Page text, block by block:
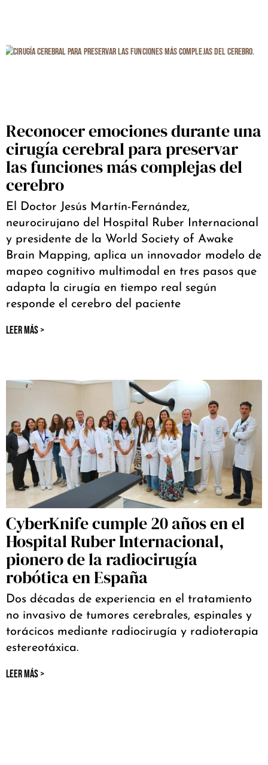
Reconocer emociones durante una
cirugía cerebral para preservar
las funciones más complejas del
cerebro
El Doctor Jesús Martín-Fernández,
neurocirujano del Hospital Ruber Internacional
y presidente de la World Society of Awake
Brain Mapping, aplica un innovador modelo de
mapeo cognitivo multimodal en tres pasos que
adapta la cirugía en tiempo real según
responde el cerebro del paciente
LEER MÁS >
CyberKnife cumple 20 años en el
Hospital Ruber Internacional,
pionero de la radiocirugía
robótica en España
Dos décadas de experiencia en el tratamiento
no invasivo de tumores cerebrales, espinales y
torácicos mediante radiocirugía y radioterapia
estereotáxica.
LEER MÁS >